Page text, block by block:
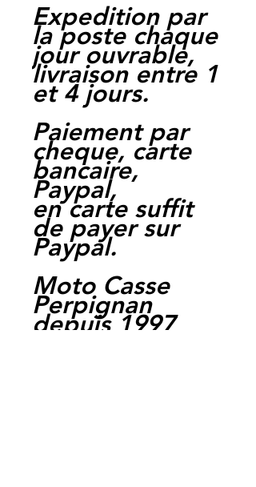
Expedition par
la poste chaque
jour ouvrable,
livraison entre 1
et 4 jours.
Paiement par
cheque, carte
bancaire,
Paypal,
en carte suffit
de payer sur
Paypal.
Moto Casse
Perpignan
depuis 1997